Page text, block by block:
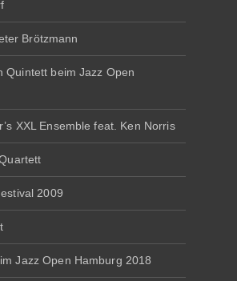
Brötzmann
Quintett beim Jazz Open
XXL Ensemble feat. Ken Norris
2009
Jazz Open Hamburg 2018